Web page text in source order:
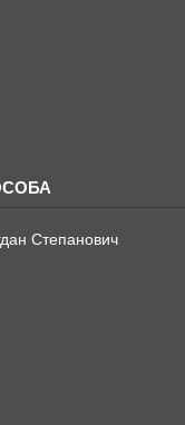
Степанович